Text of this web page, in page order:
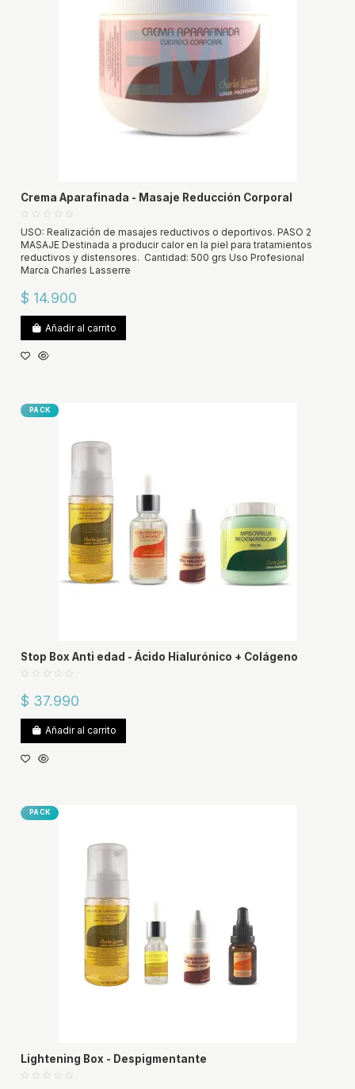
Crema Aparafinada - Masaje Reducción Corporal
USO: Realización de masajes reductivos o deportivos. PASO 2
MASAJE Destinada a producir calor en la piel para tratamientos
reductivos y distensores. Cantidad: 500 grs Uso Profesional
Marca Charles Lasserre
$ 14.900
Añadir al carrito
PACK
Stop Box Anti edad - Ácido Hialurónico + Colágeno
$ 37.990
Añadir al carrito
PACK
Lightening Box - Despigmentante